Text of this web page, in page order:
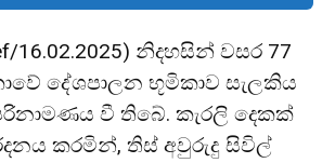
16.02.2025) නිදහසින් වසර 77
දේශපාලන භූමිකාව සැලකිය
වී තිබේ. කැරලි දෙකක්
කරමින්, තිස් අවුරුදු සිවිල්